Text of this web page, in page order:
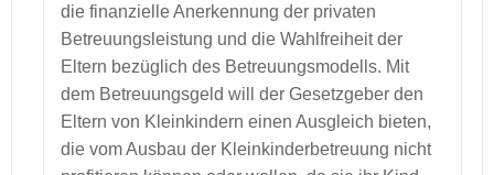
die finanzielle Anerkennung der privaten
Betreuungsleistung und die Wahlfreiheit der
Eltern bezüglich des Betreuungsmodells. Mit
dem Betreuungsgeld will der Gesetzgeber den
Eltern von Kleinkindern einen Ausgleich bieten,
die vom Ausbau der Kleinkinderbetreuung nicht